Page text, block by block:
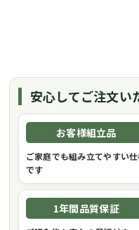
安心してご注文い
お客様組立品
ご家庭でも組み立てやすい
です
1年間品質保証